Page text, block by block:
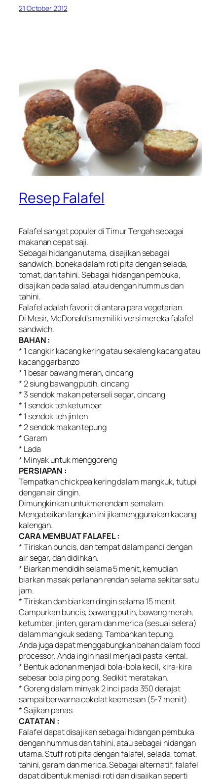
21 October 2012
Resep Falafel
Falafel sangat populer di Timur Tengah sebagai
makanan cepat saji.
Sebagai hidangan utama, disajikan sebagai
sandwich, boneka dalam roti pita dengan selada,
tomat, dan tahini. Sebagai hidangan pembuka,
disajikan pada salad, atau dengan hummus dan
tahini.
Falafel adalah favorit di antara para vegetarian.
Di Mesir, McDonald’s memiliki versi mereka falafel
sandwich.
BAHAN :
* 1 cangkir kacang kering atau sekaleng kacang atau
kacang garbanzo
* 1 besar bawang merah, cincang
* 2 siung bawang putih, cincang
* 3 sendok makan peterseli segar, cincang
* 1 sendok teh ketumbar
* 1 sendok teh jinten
* 2 sendok makan tepung
* Garam
* Lada
* Minyak untuk menggoreng
PERSIAPAN :
Tempatkan chickpea kering dalam mangkuk, tutupi
dengan air dingin.
Dimungkinkan untukmerendam semalam.
Mengabaikan langkah ini jikamenggunakan kacang
kalengan.
CARA MEMBUAT FALAFEL :
* Tiriskan buncis, dan tempat dalam panci dengan
air segar, dan didihkan.
* Biarkan mendidih selama 5 menit, kemudian
biarkan masak perlahan rendah selama sekitar satu
jam.
* Tiriskan dan biarkan dingin selama 15 menit.
Campurkan buncis, bawang putih, bawang merah,
ketumbar, jinten, garam dan merica (sesuai selera)
dalam mangkuk sedang. Tambahkan tepung.
Anda juga dapat menggabungkan bahan dalam food
processor. Anda ingin hasil menjadi pasta kental.
* Bentuk adonan menjadi bola-bola kecil, kira-kira
sebesar bola ping pong. Sedikit meratakan.
* Goreng dalam minyak 2 inci pada 350 derajat
sampai berwarna cokelat keemasan (5-7 menit).
* Sajikan panas
CATATAN :
Falafel dapat disajikan sebagai hidangan pembuka
dengan hummus dan tahini, atau sebagai hidangan
utama. Stuff roti pita dengan falafel, selada, tomat,
tahini, garam dan merica. Sebagai alternatif, falafel
dapat dibentuk menjadi roti dan disajikan seperti